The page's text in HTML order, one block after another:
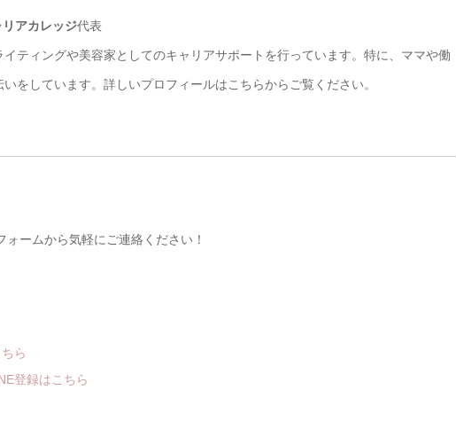
アカレッジ代表
ティングや美容家としてのキャリアサポートを行っています。特に、ママや働
をしています。詳しいプロフィールはこちらからご覧ください。
ームから気軽にご連絡ください！
ら
登録はこちら